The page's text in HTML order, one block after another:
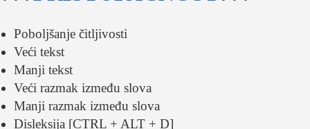
Poboljšanje čitljivosti
Veći tekst
Manji tekst
Veći razmak između slova
Manji razmak između slova
Disleksija [CTRL + ALT + D]